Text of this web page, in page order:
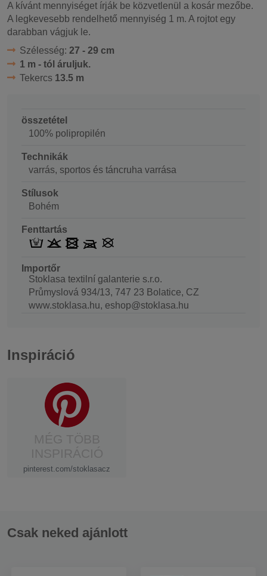
A kívánt mennyiséget írják be közvetlenül a kosár mezőbe.
A legkevesebb rendelhető mennyiség 1 m. A rojtot egy
darabban vágjuk le.
Szélesség: 27 - 29 cm
1 m - tól áruljuk.
Tekercs 13.5 m
összetétel
100% polipropilén
Technikák
varrás, sportos és táncruha varrása
Stílusok
Bohém
Fenttartás
Importőr
Stoklasa textilní galanterie s.r.o.
Průmyslová 934/13, 747 23 Bolatice, CZ
www.stoklasa.hu, eshop@stoklasa.hu
Inspiráció
pinterest.com/stoklasacz
Csak neked ajánlott